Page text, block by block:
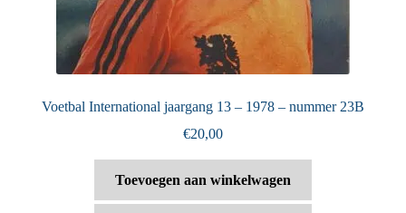
Voetbal International jaargang 13 – 1978 – nummer 23B
€20,00
Toevoegen aan winkelwagen